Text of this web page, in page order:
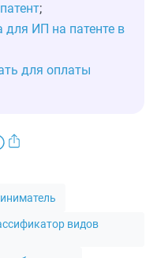
;
для ИП на патенте в
для оплаты
видов